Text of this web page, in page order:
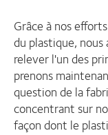
Grâce à nos
du plastique, nous
relever l'un des
prenons
question de la
concentrant sur
façon dont le